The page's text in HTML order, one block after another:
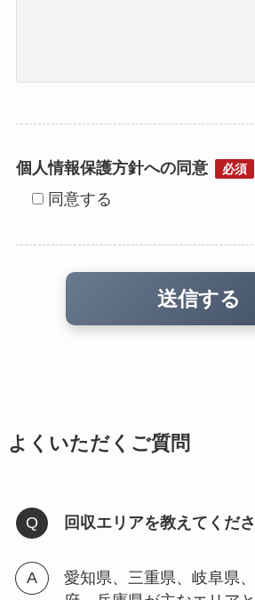
個人情報保護方針への同意 必須
同意する
よくいただくご質問
回収エリアを教えてくだ
愛知県、三重県、岐阜県